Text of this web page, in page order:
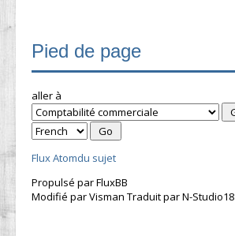
Pied de page
aller à
Flux Atomdu sujet
Propulsé par FluxBB
Modifié par Visman Traduit par N-Studio18